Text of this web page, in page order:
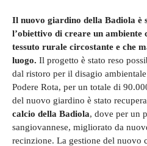
Il nuovo giardino della Badiola è
l’obiettivo di creare un ambiente
tessuto rurale circostante e che
luogo. Il progetto è stato reso
dal ristoro per il disagio
Podere Rota, per un totale di
del nuovo giardino è stato
calcio della Badiola, dove per un
sangiovannese, migliorato da
recinzione. La gestione del nuovo